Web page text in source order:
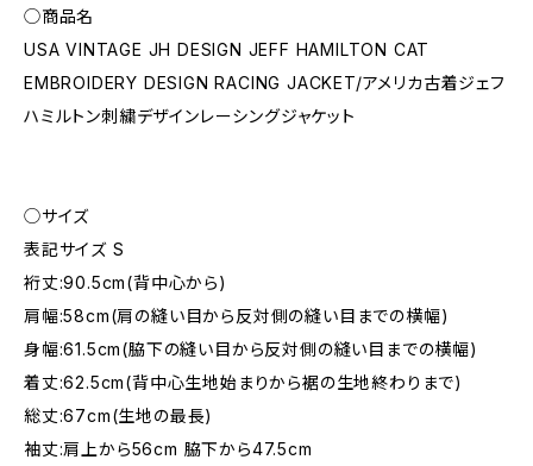
◯商品名
USA VINTAGE JH DESIGN JEFF HAMILTON CAT
EMBROIDERY DESIGN RACING JACKET/アメリカ古着ジェフ
ハミルトン刺繍デザインレーシングジャケット
◯サイズ
表記サイズ S
裄丈:90.5cm(背中心から)
肩幅:58cm(肩の縫い目から反対側の縫い目までの横幅)
身幅:61.5cm(脇下の縫い目から反対側の縫い目までの横幅)
着丈:62.5cm(背中心生地始まりから裾の生地終わりまで)
総丈:67cm(生地の最長)
袖丈:肩上から56cm 脇下から47.5cm